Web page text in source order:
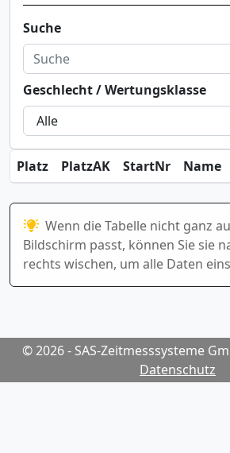
Suche
Geschlecht / Wertungsklasse
Platz PlatzAK StartNr Name
Wenn die Tabelle nicht ganz
Bildschirm passt, können Sie sie
rechts wischen, um alle Daten
© 2026 - SAS-Zeitmesssysteme
Datenschutz